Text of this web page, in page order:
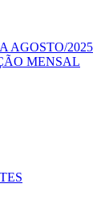
AGOSTO/2025
MENSAL